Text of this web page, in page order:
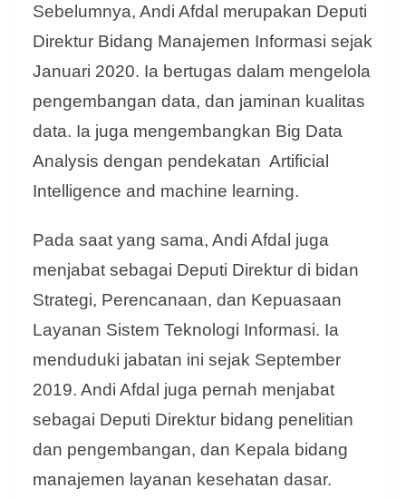
Sebelumnya, Andi Afdal merupakan Deputi
Direktur Bidang Manajemen Informasi sejak
Januari 2020. Ia bertugas dalam mengelola
pengembangan data, dan jaminan kualitas
data. Ia juga mengembangkan Big Data
Analysis dengan pendekatan Artificial
Intelligence and machine learning.
Pada saat yang sama, Andi Afdal juga
menjabat sebagai Deputi Direktur di bidan
Strategi, Perencanaan, dan Kepuasaan
Layanan Sistem Teknologi Informasi. Ia
menduduki jabatan ini sejak September
2019. Andi Afdal juga pernah menjabat
sebagai Deputi Direktur bidang penelitian
dan pengembangan, dan Kepala bidang
manajemen layanan kesehatan dasar.